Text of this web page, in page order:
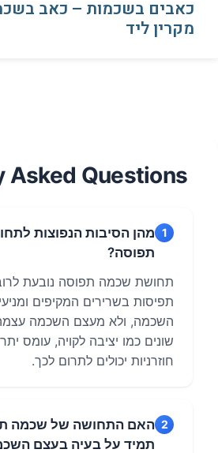
כאבים בשכמות – כאב
מקרין ליד
Asked Questions
1 מהן הסיבות הנפוצות
תפוסה?
תחושת שכמה תפוסה נובעת
תפיסות בשרירים המקיפים
השכמה, ולא מעצם השכמה
שונים כמו יציבה לקויה, עומס
חוזרניות יכולים לתרום לכך.
2 האם התחושה של שכמה
תמיד על בעיה בעצם